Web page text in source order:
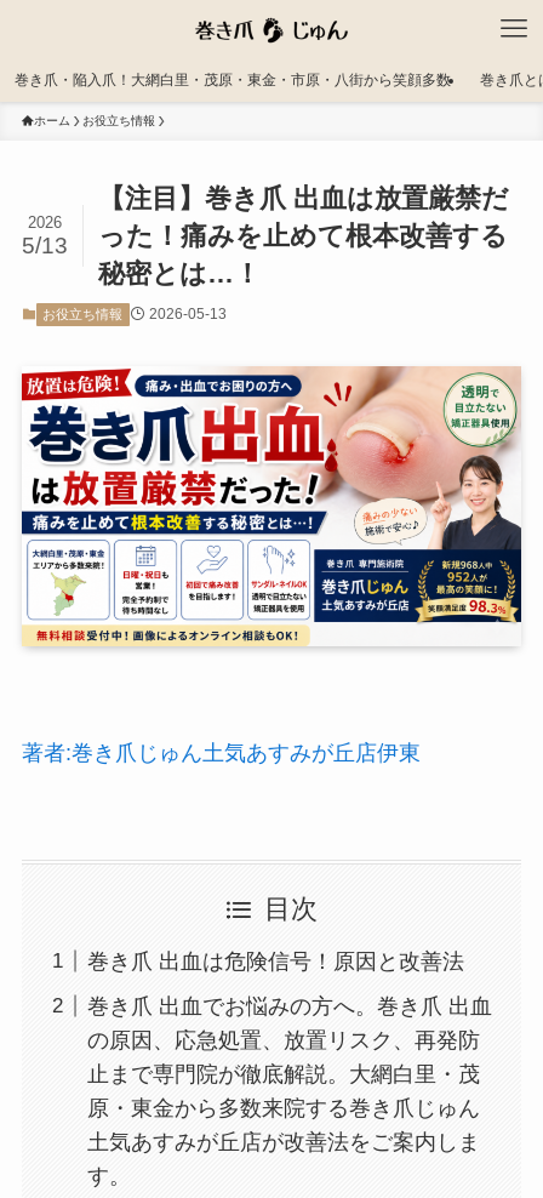
巻き爪・陥入爪！大網白里・茂原・東金・市原・八街から笑顔多数 巻き爪と
ホーム お役立ち情報
【注目】巻き爪 出血は放置厳禁だ
った！痛みを止めて根本改善する
秘密とは…！
2026
5/13
お役立ち情報 2026-05-13
著者:巻き爪じゅん土気あすみが丘店伊東
目次
巻き爪 出血は危険信号！原因と改善法
巻き爪 出血でお悩みの方へ。巻き爪 出血
の原因、応急処置、放置リスク、再発防
止まで専門院が徹底解説。大網白里・茂
原・東金から多数来院する巻き爪じゅん
土気あすみが丘店が改善法をご案内しま
す。